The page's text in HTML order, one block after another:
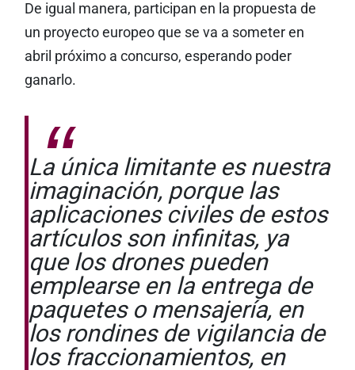
De igual manera, participan en la propuesta de
un proyecto europeo que se va a someter en
abril próximo a concurso, esperando poder
ganarlo.
La única limitante es nuestra
imaginación, porque las
aplicaciones civiles de estos
artículos son infinitas, ya
que los drones pueden
emplearse en la entrega de
paquetes o mensajería, en
los rondines de vigilancia de
los fraccionamientos, en